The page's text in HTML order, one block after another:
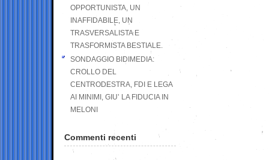
OPPORTUNISTA, UN
INAFFIDABILE, UN
TRASVERSALISTA E
TRASFORMISTA BESTIALE.
SONDAGGIO BIDIMEDIA:
CROLLO DEL
CENTRODESTRA, FDI E LEGA
AI MINIMI, GIU’ LA FIDUCIA IN
MELONI
Commenti recenti